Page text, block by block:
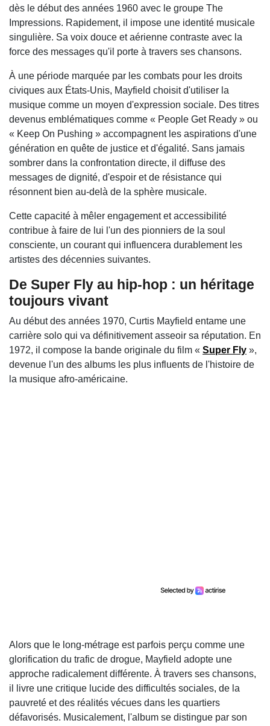
dès le début des années 1960 avec le groupe The
Impressions. Rapidement, il impose une identité musicale
singulière. Sa voix douce et aérienne contraste avec la
force des messages qu'il porte à travers ses chansons.
À une période marquée par les combats pour les droits
civiques aux États-Unis, Mayfield choisit d'utiliser la
musique comme un moyen d'expression sociale. Des titres
devenus emblématiques comme « People Get Ready » ou
« Keep On Pushing » accompagnent les aspirations d'une
génération en quête de justice et d'égalité. Sans jamais
sombrer dans la confrontation directe, il diffuse des
messages de dignité, d'espoir et de résistance qui
résonnent bien au-delà de la sphère musicale.
Cette capacité à mêler engagement et accessibilité
contribue à faire de lui l'un des pionniers de la soul
consciente, un courant qui influencera durablement les
artistes des décennies suivantes.
De Super Fly au hip-hop : un héritage
toujours vivant
Au début des années 1970, Curtis Mayfield entame une
carrière solo qui va définitivement asseoir sa réputation. En
1972, il compose la bande originale du film « Super Fly »,
devenue l'un des albums les plus influents de l'histoire de
la musique afro-américaine.
Alors que le long-métrage est parfois perçu comme une
glorification du trafic de drogue, Mayfield adopte une
approche radicalement différente. À travers ses chansons,
il livre une critique lucide des difficultés sociales, de la
pauvreté et des réalités vécues dans les quartiers
défavorisés. Musicalement, l'album se distingue par son